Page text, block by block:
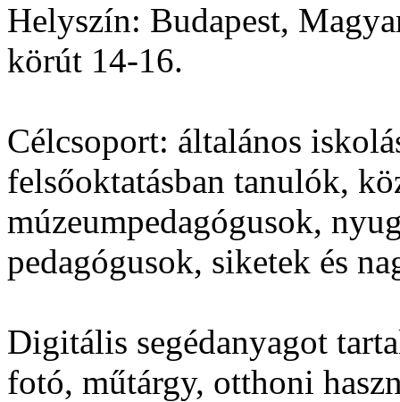
Helyszín: Budapest,
körút 14-16.
Célcsoport: általános
felsőoktatásban tanulók,
múzeumpedagógusok,
pedagógusok, siketek és
Digitális segédanyagot
fotó, műtárgy, otthoni